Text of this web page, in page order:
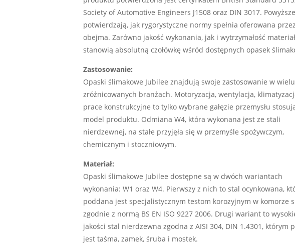
Society of Automotive Engineers J1508 oraz DIN 3017.
potwierdzają, jak rygorystyczne normy spełnia oferowana
obejma. Zarówno jakość wykonania, jak i wytrzymałość
stanowią absolutną czołówkę wśród dostępnych opasek
Zastosowanie:
Opaski ślimakowe Jubilee znajdują swoje zastosowanie w wielu
zróżnicowanych branżach. Motoryzacja, wentylacja,
prace konstrukcyjne to tylko wybrane gałęzie przemysłu
model produktu. Odmiana W4, która wykonana jest ze stali
nierdzewnej, na stałe przyjęła się w przemyśle spożywczym,
chemicznym i stoczniowym.
Materiał:
Opaski ślimakowe Jubilee dostępne są w dwóch wariantach
wykonania: W1 oraz W4. Pierwszy z nich to stal ocynkowana,
poddana jest specjalistycznym testom korozyjnym w komorze
zgodnie z normą BS EN ISO 9227 2006. Drugi wariant to
jakości stal nierdzewna zgodna z AISI 304, DIN 1.4301, którym
jest taśma, zamek, śruba i mostek.